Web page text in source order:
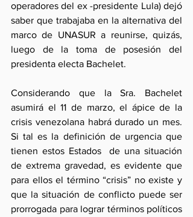
operadores del ex -presidente Lula) dejó
saber que trabajaba en la alternativa del
marco de UNASUR a reunirse, quizás,
luego de la toma de posesión del
presidenta electa Bachelet.
Considerando que la Sra. Bachelet
asumirá el 11 de marzo, el ápice de la
crisis venezolana habrá durado un mes.
Si tal es la definición de urgencia que
tienen estos Estados  de una situación
de extrema gravedad, es evidente que
para ellos el término “crisis” no existe y
que la situación de conflicto puede ser
prorrogada para lograr términos políticos